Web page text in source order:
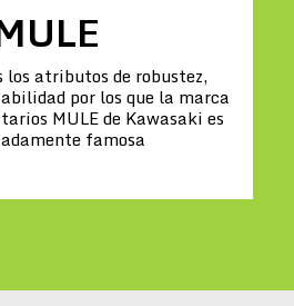
los atributos de robustez,
por los que la marca
MULE de Kawasaki es
famosa